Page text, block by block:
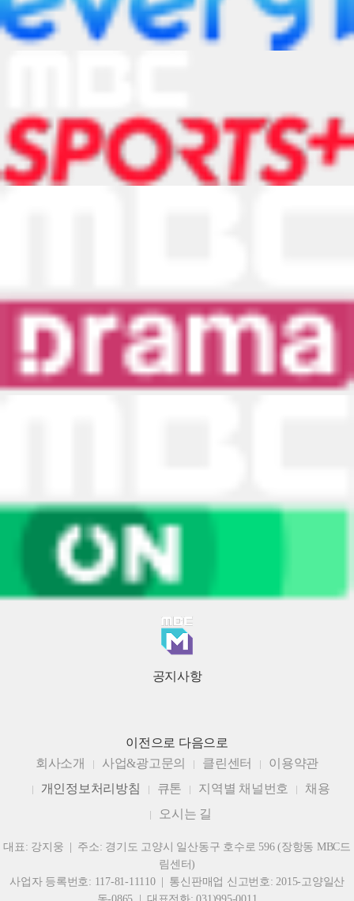
공지사항
이전으로 다음으로
회사소개
사업&광고문의 클린센터
이용약관
개인정보처리방침
큐톤 지역별 채널번호
채용
오시는 길
대표: 강지웅 | 주소: 경기도 고양시 일산동구 호수로 596 (장항동 MBC드
림센터)
사업자 등록번호: 117-81-11110 | 통신판매업 신고번호: 2015-고양일산